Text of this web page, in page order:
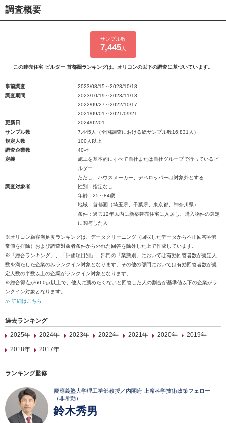
調査概要
サンプル数
7,445人
この建売住宅 ビルダー 首都圏ランキングは、オリコンの以下の調査に基づいています。
事前調査
2023/08/15～2023/10/18
調査期間
2023/10/19～2023/11/13
2022/09/27～2022/10/17
2021/09/01～2021/09/21
更新日
2024/02/01
サンプル数
7,445人（全国調査における総サンプル数16,831人）
規定人数
100人以上
調査企業数
40社
定義
施工を基本的にすべて自社または自社グループで行っているビ
ルダー
ただし、ハウスメーカー、デベロッパーは対象外とする
調査対象者
性別：指定なし
年齢：25～84歳
地域：首都圏（埼玉県、千葉県、東京都、神奈川県）
条件：過去12年以内に新築建売住宅に入居し、購入物件の選定
に関与した人
※オリコン顧客満足度ランキングは、データクリーニング（回収したデータから不正回答や異
常値を排除）および調査対象者条件から外れた回答を除外した上で作成しています。
※「総合ランキング」、「評価項目別」、部門の「業態別」においては有効回答者数が規定人
数を満たした企業のみランクイン対象となります。その他の部門においては有効回答者数が規
定人数の半数以上の企業がランクイン対象となります。
※総合得点が60.0点以上で、他人に薦めたくないと回答した人の割合が基準値以下の企業がラ
ンクイン対象となります。
≫ 詳細はこちら
過去ランキング
2025年
2024年 2023年 2022年 2021年 2020年
2019年
2018年
2017年
ランキング監修
慶應義塾大学理工学部教授／内閣府 上席科学技術政策フェロー
（非常勤）
鈴木秀男